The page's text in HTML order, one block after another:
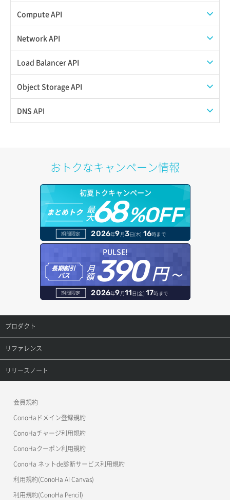
ISOイメージアップロード
ISOイメージ作成
イメージ一覧取得
イメージ保存容量変更
イメージ詳細取得
Compute API
ISOイメージ挿入/排出
SSHキーペア一覧取得
SSHキーペア作成
アタッチ済みポート詳細取得
アタッチ済みボリューム一覧
アタッチ済みボリューム詳細取得
コンソールURL発行
サーバーに紐づくアドレス取得
サーバーに紐づくアドレス取得（ネットワーク指定）
サーバープラン一覧取得
サーバープラン変更
サーバープラン詳細一覧取得
サーバープラン詳細取得
サーバーメタデータ取得
サーバーメタデータ更新（ネームタグ変更）
サーバー一覧取得
サーバー作成
Network API
QoSポリシー一覧取得
QoSポリシー詳細取得
サブネット一覧取得
サブネット詳細取得
セキュリティグループ ルール一覧取得
セキュリティグループ ルール作成
セキュリティグループ ルール削除
セキュリティグループ ルール詳細取得
セキュリティグループ一覧取得
ネットワーク一覧取得
ネットワーク作成（ローカルネットワーク用）
ネットワーク削除（ローカルネットワーク用）
ネットワーク詳細取得
ポート一覧取得
Load Balancer API
プール一覧取得
プール作成
ヘルスモニタ一覧取得
ヘルスモニタ作成
ヘルスモニタ削除
ヘルスモニタ更新
ヘルスモニタ詳細取得
メンバー更新
メンバー詳細取得
メンバー追加
リスナー作成
リスナー削除
リスナー更新
Object Storage API
Web公開
オブジェクトダウンロード
オブジェクトバージョン管理
オブジェクト一覧取得
オブジェクト削除
オブジェクト削除予約
オブジェクト複製
オブジェクト詳細取得
コンテナ一覧取得
コンテナ作成
コンテナ削除
ラージオブジェクトアップロード(DLO)
一時的Web公開
DNS API
ドメイン情報登録
ドメイン詳細取得
レコード一覧取得
レコード作成
レコード更新
レコード詳細取得
おトクなキャンペーン情報
初夏トクキャンペーン
まとめトク 最
大68%OFF
期間限定 2026年9月3日(木) 16時まで
PULSE!
長期割引
パス
月
額390円～
期間限定 2026年9月11日(金) 17時まで
プロダクト
プロダクトトップ
ConoHa VPS(Ver.3.0)
ConoHa for GAME
リファレンス
リファレンストップ
OpenStack CLI
Terraform
s3cmd
リリースノート
会員規約
ConoHaドメイン登録規約
ConoHaチャージ利用規約
ConoHaクーポン利用規約
ConoHa ネットde診断サービス利用規約
利用規約(ConoHa AI Canvas)
利用規約(ConoHa Pencil)